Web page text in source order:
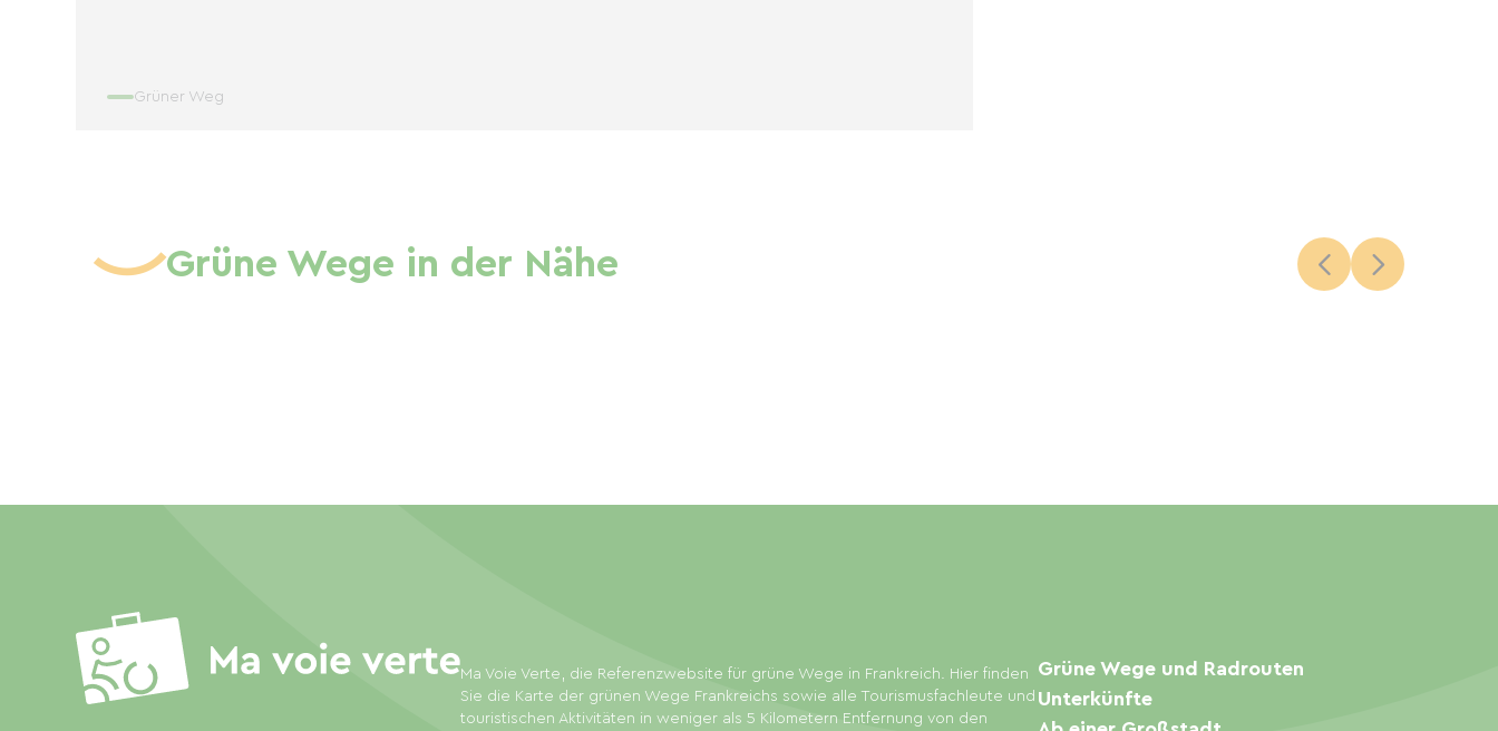
Grüner Weg
Grüne Wege in der Nähe
Ma Voie Verte, die Referenzwebsite für grüne Wege in Frankreich. Hier finden
Sie die Karte der grünen Wege Frankreichs sowie alle Tourismusfachleute und
touristischen Aktivitäten in weniger als 5 Kilometern Entfernung von den
Grüne Wege und Radrouten
Unterkünfte